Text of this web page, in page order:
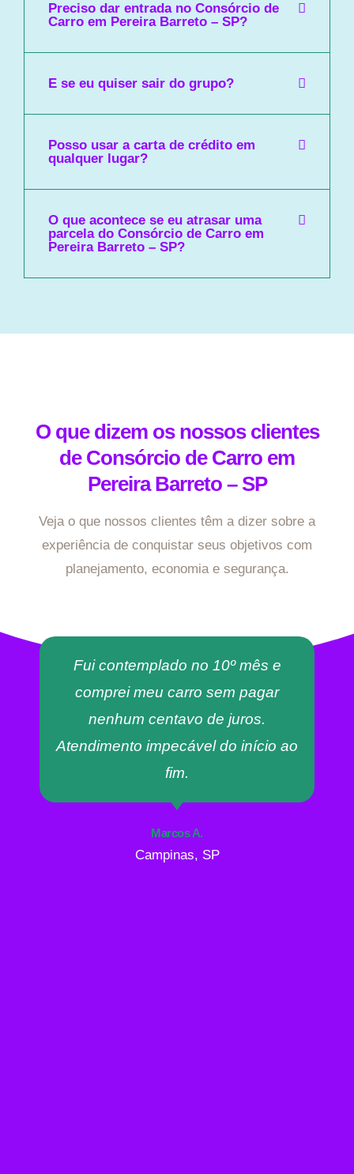
Preciso dar entrada no Consórcio de
Carro em Pereira Barreto – SP?
E se eu quiser sair do grupo?
Posso usar a carta de crédito em
qualquer lugar?
O que acontece se eu atrasar uma
parcela do Consórcio de Carro em
Pereira Barreto – SP?
O que dizem os nossos clientes
de Consórcio de Carro em
Pereira Barreto – SP
Veja o que nossos clientes têm a dizer sobre a
experiência de conquistar seus objetivos com
planejamento, economia e segurança.
Fui contemplado no 10º mês e
comprei meu carro sem pagar
nenhum centavo de juros.
Atendimento impecável do início ao
fim.
Marcos A.
Campinas, SP